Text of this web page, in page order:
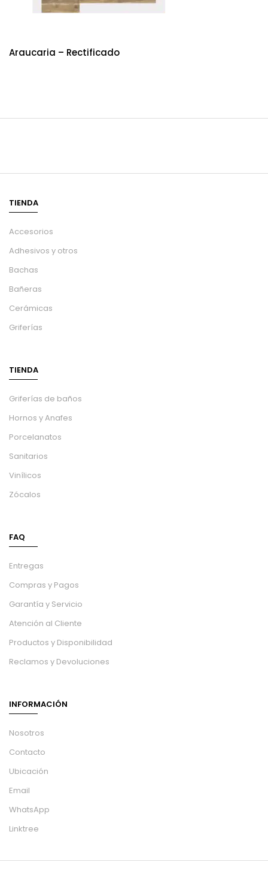
Araucaria – Rectificado
TIENDA
Accesorios
Adhesivos y otros
Bachas
Bañeras
Cerámicas
Griferías
TIENDA
Griferías de baños
Hornos y Anafes
Porcelanatos
Sanitarios
Vinílicos
Zócalos
FAQ
Entregas
Compras y Pagos
Garantía y Servicio
Atención al Cliente
Productos y Disponibilidad
Reclamos y Devoluciones
INFORMACIÓN
Nosotros
Contacto
Ubicación
Email
WhatsApp
Linktree